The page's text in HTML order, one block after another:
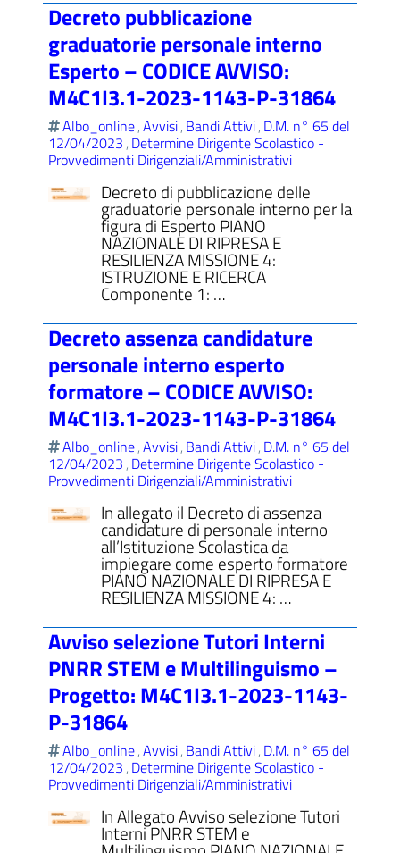
Decreto pubblicazione
graduatorie personale interno
Esperto – CODICE AVVISO:
M4C1I3.1-2023-1143-P-31864
Albo_online,Avvisi, Bandi Attivi, D.M. n° 65 del
12/04/2023, Determine Dirigente Scolastico -
Provvedimenti Dirigenziali/Amministrativi
Decreto di pubblicazione delle
graduatorie personale interno per la
figura di Esperto PIANO
NAZIONALE DI RIPRESA E
RESILIENZA MISSIONE 4:
ISTRUZIONE E RICERCA
Componente 1: …
Decreto assenza candidature
personale interno esperto
formatore – CODICE AVVISO:
M4C1I3.1-2023-1143-P-31864
Albo_online,Avvisi, Bandi Attivi, D.M. n° 65 del
12/04/2023, Determine Dirigente Scolastico -
Provvedimenti Dirigenziali/Amministrativi
In allegato il Decreto di assenza
candidature di personale interno
all’Istituzione Scolastica da
impiegare come esperto formatore
PIANO NAZIONALE DI RIPRESA E
RESILIENZA MISSIONE 4: …
Avviso selezione Tutori Interni
PNRR STEM e Multilinguismo –
Progetto: M4C1I3.1-2023-1143-
P-31864
Albo_online,Avvisi, Bandi Attivi, D.M. n° 65 del
12/04/2023, Determine Dirigente Scolastico -
Provvedimenti Dirigenziali/Amministrativi
In Allegato Avviso selezione Tutori
Interni PNRR STEM e